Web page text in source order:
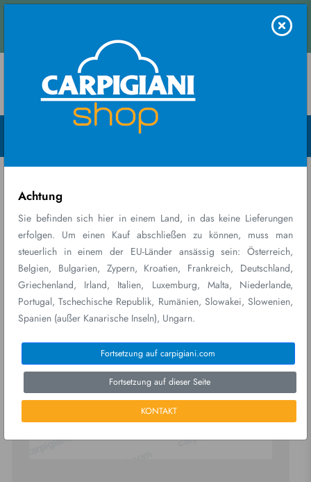
ganz einfach bewerten: Kontaktieren
Kontaktieren Sie
Menu Open
Achtung
Sie befinden sich hier in einem Land, in das keine Lieferungen
erfolgen. Um einen Kauf abschließen zu können, muss man
steuerlich in einem der EU-Länder ansässig sein: Österreich,
Belgien, Bulgarien, Zypern, Kroatien, Frankreich, Deutschland,
Griechenland, Irland, Italien, Luxemburg, Malta, Niederlande,
Portugal, Tschechische Republik, Rumänien, Slowakei, Slowenien,
Spanien (außer Kanarische Inseln), Ungarn.
Fortsetzung auf carpigiani.com
Fortsetzung auf dieser Seite
KONTAKT
Ricambi